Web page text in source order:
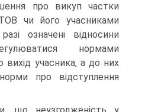
про викуп частки
чи його учасниками
означені відносини
нормами
вихід учасника, а до них
про відступлення